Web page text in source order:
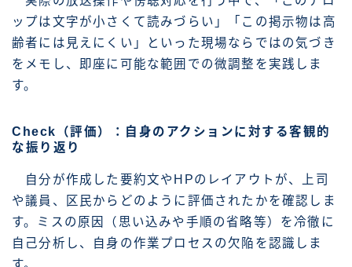
ップは文字が小さくて読みづらい」「この掲示物は高
齢者には見えにくい」といった現場ならではの気づき
をメモし、即座に可能な範囲での微調整を実践しま
す。
Check（評価）：自身のアクションに対する客観的
な振り返り
自分が作成した要約文やHPのレイアウトが、上司
や議員、区民からどのように評価されたかを確認しま
す。ミスの原因（思い込みや手順の省略等）を冷徹に
自己分析し、自身の作業プロセスの欠陥を認識しま
す。